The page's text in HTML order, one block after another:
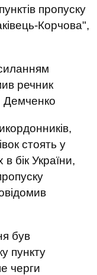
пропуску
Корчова",
речник
Демченко
стоять у
бік України,
був
пункту
черги